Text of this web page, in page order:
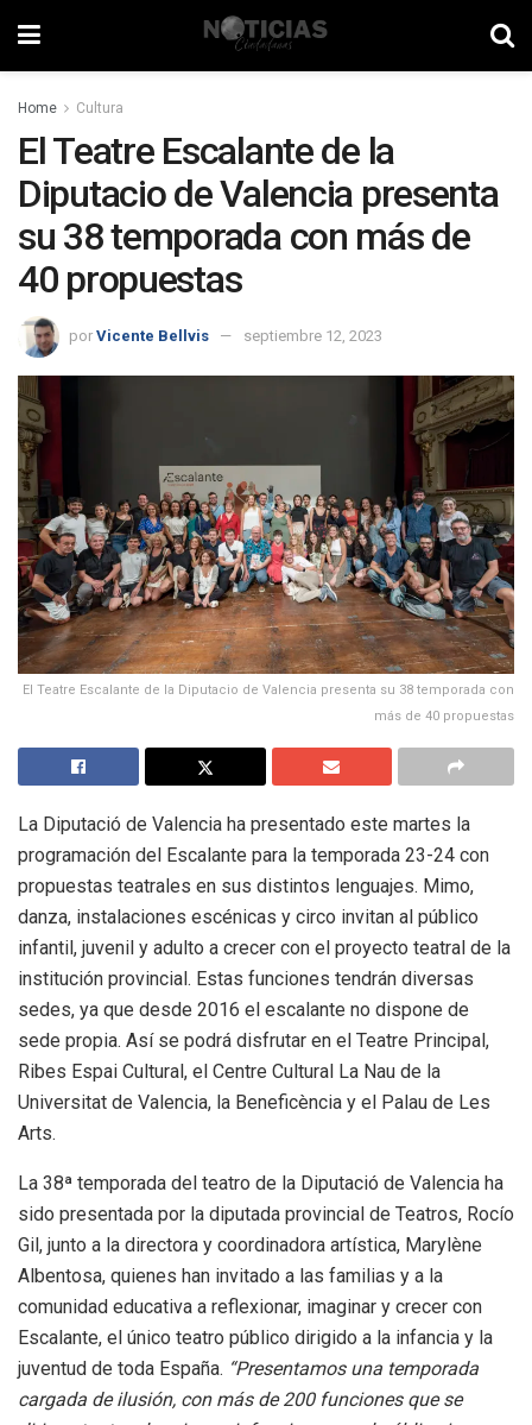
Home Cultura
El Teatre Escalante de la
Diputacio de Valencia presenta
su 38 temporada con más de
40 propuestas
por Vicente Bellvis septiembre 12, 2023
El Teatre Escalante de la Diputacio de Valencia presenta su 38 temporada con
más de 40 propuestas
La Diputació de Valencia ha presentado este martes la
programación del Escalante para la temporada 23-24 con
propuestas teatrales en sus distintos lenguajes. Mimo,
danza, instalaciones escénicas y circo invitan al público
infantil, juvenil y adulto a crecer con el proyecto teatral de la
institución provincial. Estas funciones tendrán diversas
sedes, ya que desde 2016 el escalante no dispone de
sede propia. Así se podrá disfrutar en el Teatre Principal,
Ribes Espai Cultural, el Centre Cultural La Nau de la
Universitat de Valencia, la Beneficència y el Palau de Les
Arts.
La 38ª temporada del teatro de la Diputació de Valencia ha
sido presentada por la diputada provincial de Teatros, Rocío
Gil, junto a la directora y coordinadora artística, Marylène
Albentosa, quienes han invitado a las familias y a la
comunidad educativa a reflexionar, imaginar y crecer con
Escalante, el único teatro público dirigido a la infancia y la
juventud de toda España. “Presentamos una temporada
cargada de ilusión, con más de 200 funciones que se